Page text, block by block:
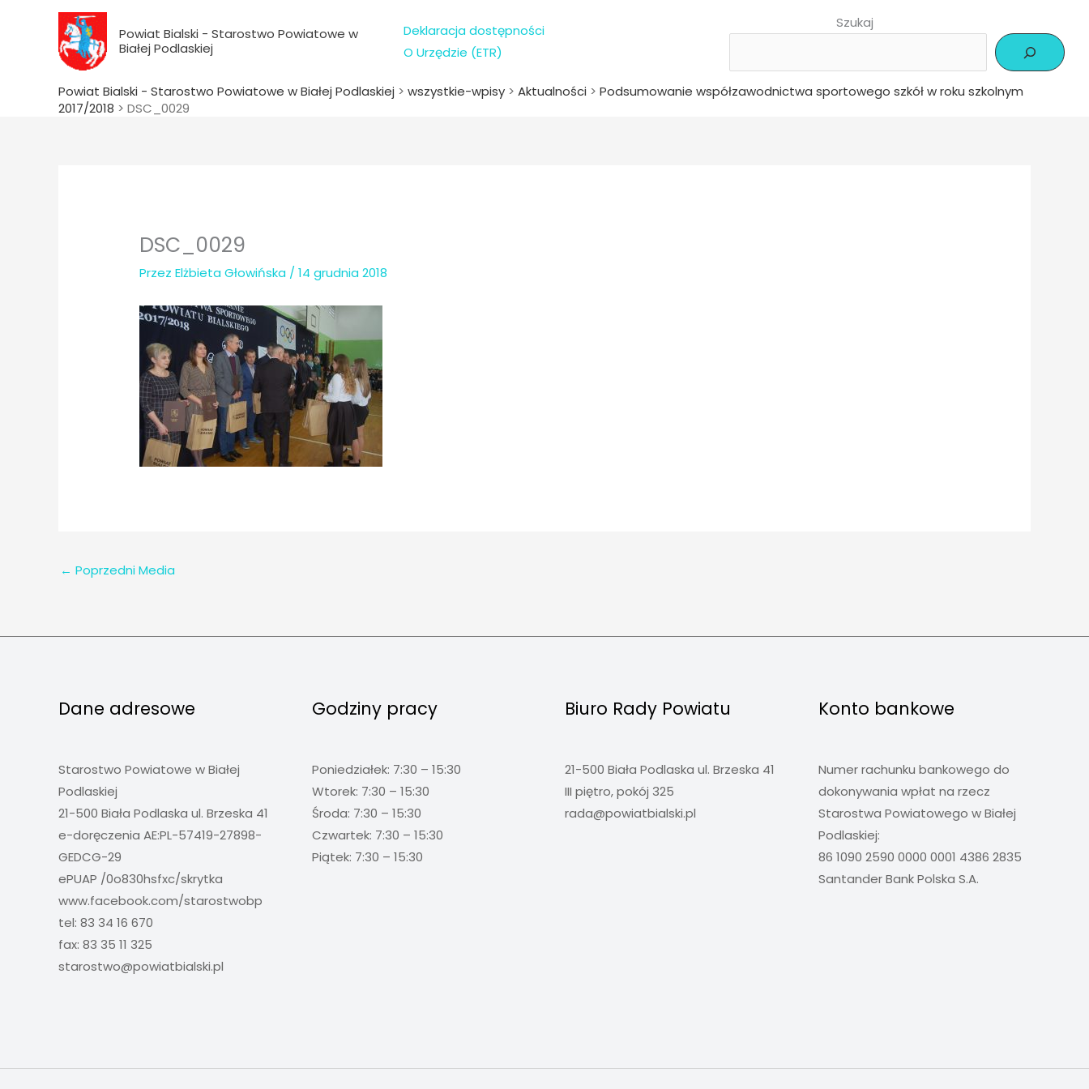
Powiat Bialski - Starostwo Powiatowe w
Białej Podlaskiej
Deklaracja dostępności
O Urzędzie (ETR)
Szukaj
Powiat Bialski - Starostwo Powiatowe w Białej Podlaskiej > wszystkie-wpisy > Aktualności > Podsumowanie współzawodnictwa sportowego szkół w roku szkolnym
2017/2018 > DSC_0029
DSC_0029
PrzezElżbieta Głowińska /14 grudnia 2018
← Poprzedni Media
Dane adresowe
Starostwo Powiatowe w Białej
Podlaskiej
21-500 Biała Podlaska ul. Brzeska 41
e-doręczenia AE:PL-57419-27898-
GEDCG-29
ePUAP /0o830hsfxc/skrytka
www.facebook.com/starostwobp
tel: 83 34 16 670
fax: 83 35 11 325
starostwo@powiatbialski.pl
Godziny pracy
Poniedziałek: 7:30 – 15:30
Wtorek: 7:30 – 15:30
Środa: 7:30 – 15:30
Czwartek: 7:30 – 15:30
Piątek: 7:30 – 15:30
Biuro Rady Powiatu
21-500 Biała Podlaska ul. Brzeska 41
III piętro, pokój 325
rada@powiatbialski.pl
Konto bankowe
Numer rachunku bankowego do
dokonywania wpłat na rzecz
Starostwa Powiatowego w Białej
Podlaskiej:
86 1090 2590 0000 0001 4386 2835
Santander Bank Polska S.A.